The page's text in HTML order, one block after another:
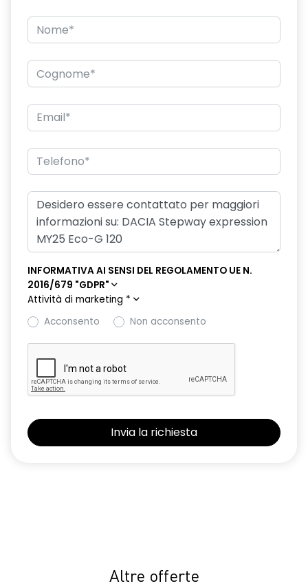
INFORMATIVA AI SENSI DEL REGOLAMENTO UE N.
2016/679 "GDPR"
Attività di marketing *
Acconsento
Non acconsento
Altre offerte